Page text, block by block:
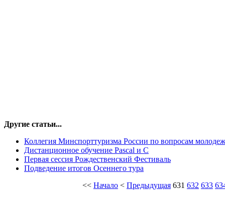
Другие статьи...
Коллегия Минспорттуризма России по вопросам
Дистанционное обучение Pascal и С
Первая сессия Рождественский Фестиваль
Подведение итогов Осеннего тура
<< Начало < Предыдущая 631 632 633